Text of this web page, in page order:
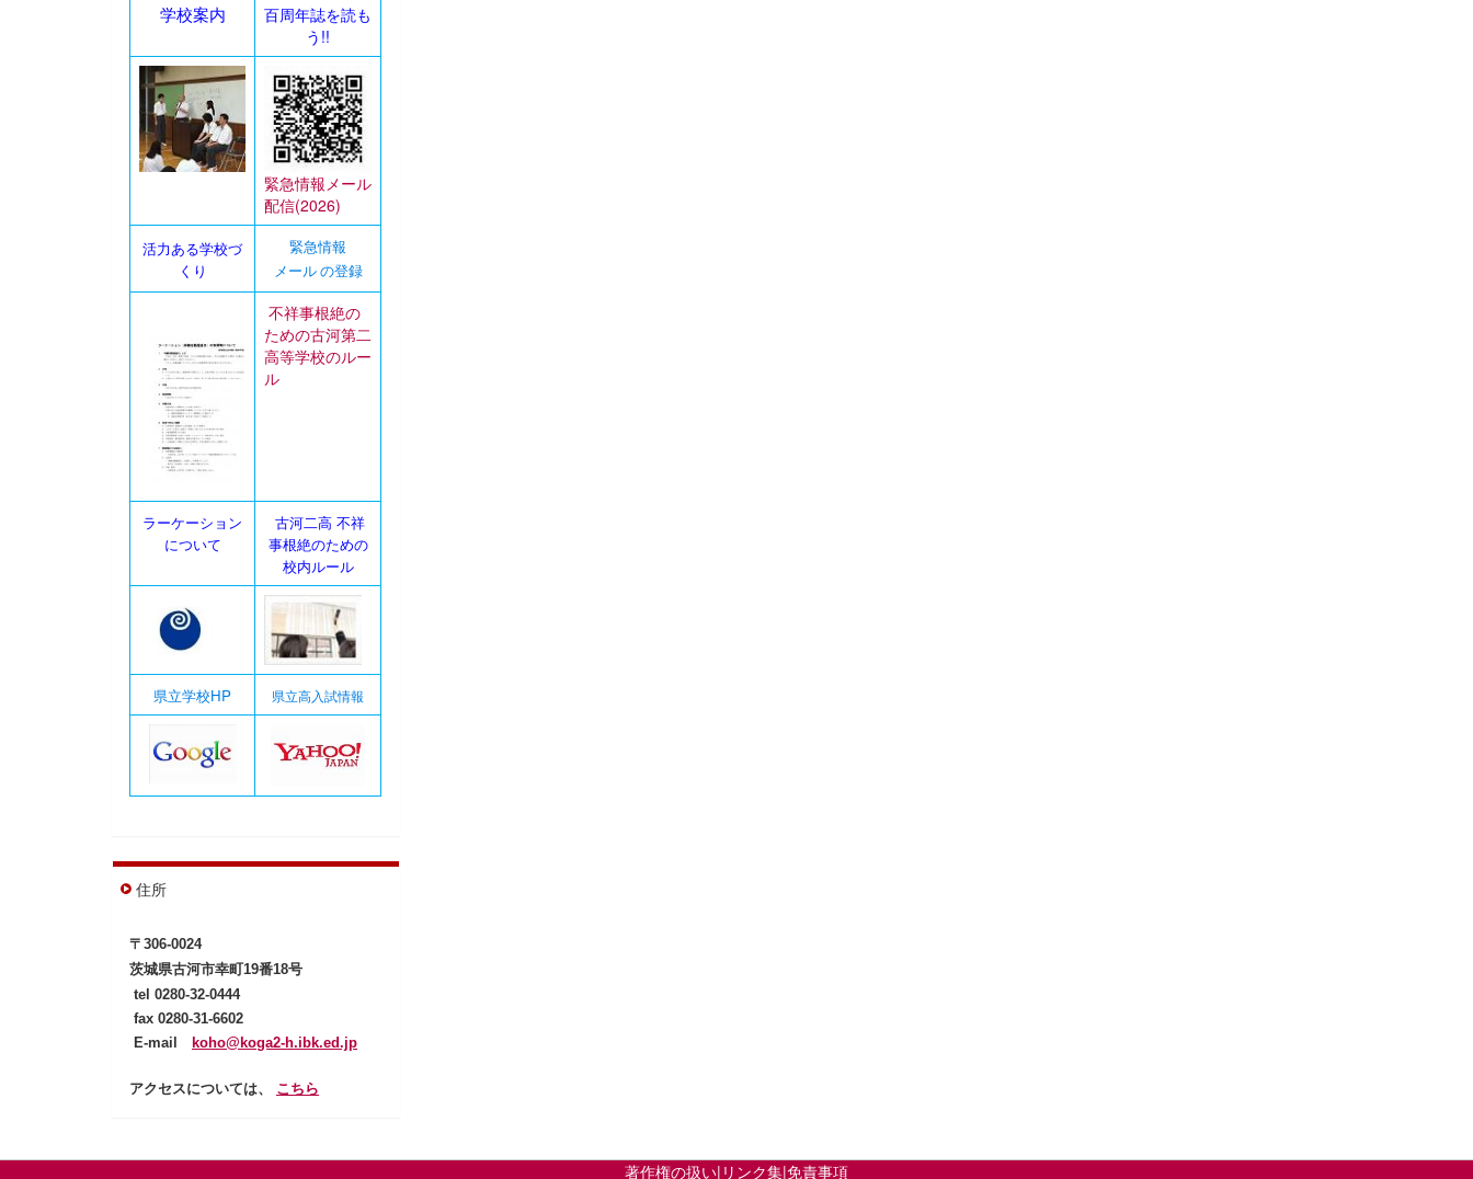
学校案内
百周年誌を読も
う!!
緊急情報メール
配信(2026)
活力ある学校づ
くり
緊急情報
メール の登録
不祥事根絶の
ための古河第二
高等学校のルー
ル
ラーケーション
について
古河二高 不祥
事根絶のための
校内ルール
県立学校HP 県立高入試情報
住所
〒306-0024
茨城県古河市幸町19番18号
tel 0280-32-0444
fax 0280-31-6602
E-mail
koho@koga2-h.ibk.ed.jp
アクセスについては、 こちら
著作権の扱い| リンク集|免責事項